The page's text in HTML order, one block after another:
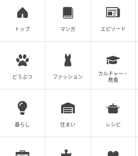
トップ マンガ エピソード
どうぶつ ファッション
カルチャー・
教養
暮らし 住まい レシピ